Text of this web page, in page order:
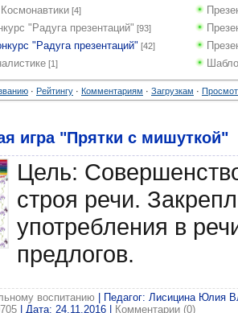
[4]
"Радуга презентаций" [93]
"Радуга презентаций" [42]
[1]
· Рейтингу · Комментариям · Загрузкам ·
игра "Прятки с мишуткой"
Цель:
строя речи.
употребления в
предлогов.
воспитанию | Педагог: Лисицина Юлия
| Дата: 24.11.2016 Комментарии (0)